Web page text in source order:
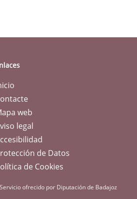
web
legal
de Datos
de Cookies
Servicio ofrecido por Diputación de Badajoz